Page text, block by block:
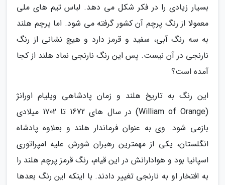
بسیار زیادی را در فکر شکل می دهد. لباس تیم های ملی
معمولا از رنگ پرچم آن کشور گرفته می شود. اما پرچم هلند
به سه رنگ آبی، سفید و قرمز دارد و هیچ نشانی از رنگ
نارنجی در آن نیست. پس این رنگ نارنجی نماد هلند از کجا
آمده است؟
این رنگ به تاریخ هلند و زمان پادشاهی ویلیام اورانژ
(William of Orange) در سال های 1672 تا 1702 میلادی
بازمی شود. وی به عنوان فرماندار هلند و بعلاوه پادشاه
انگلستان، یکی از مهمترین رهبران شورش علیه امپراتوری
اسپانیا بود و هوادارانش در این قیام، رنگ قرمز پرچم هلند را
به افتخار او به نارنجی تغییر دادند. با اینکه این رنگ بعدها